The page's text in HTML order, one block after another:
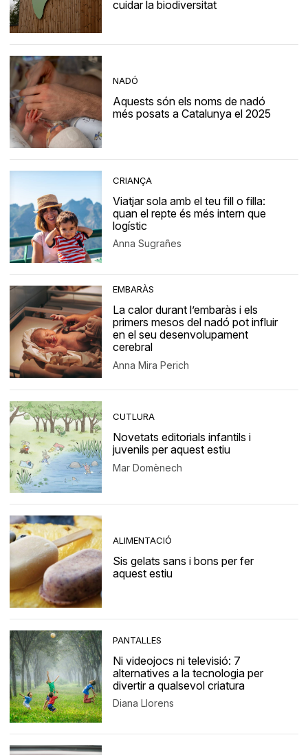
cuidar la biodiversitat
NADÓ
Aquests són els noms de nadó
més posats a Catalunya el 2025
CRIANÇA
Viatjar sola amb el teu fill o filla:
quan el repte és més intern que
logístic
Anna Sugrañes
EMBARÀS
La calor durant l’embaràs i els
primers mesos del nadó pot influir
en el seu desenvolupament
cerebral
Anna Mira Perich
CUTLURA
Novetats editorials infantils i
juvenils per aquest estiu
Mar Domènech
ALIMENTACIÓ
Sis gelats sans i bons per fer
aquest estiu
PANTALLES
Ni videojocs ni televisió: 7
alternatives a la tecnologia per
divertir a qualsevol criatura
Diana Llorens